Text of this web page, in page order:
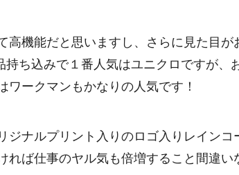
高機能だと思いますし、さらに見た目が
持ち込みで１番人気はユニクロですが、
ワークマンもかなりの人気です！
ジナルプリント入りのロゴ入りレインコ
れば仕事のヤル気も倍増すること間違い